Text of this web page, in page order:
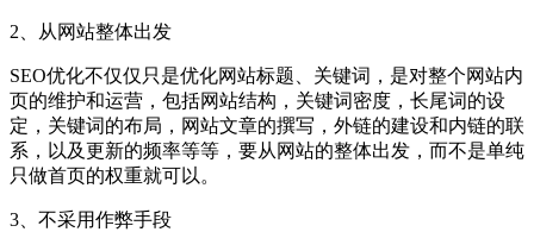
2、从网站整体出发
SEO优化不仅仅只是优化网站标题、关键词，是对整个网站内
页的维护和运营，包括网站结构，关键词密度，长尾词的设
定，关键词的布局，网站文章的撰写，外链的建设和内链的联
系，以及更新的频率等等，要从网站的整体出发，而不是单纯
只做首页的权重就可以。
3、不采用作弊手段